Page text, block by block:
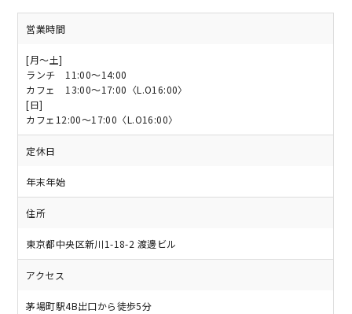
営業時間
[月〜土]
ランチ 11:00～14:00
カフェ 13:00～17:00〈L.O16:00〉
[日]
カフェ12:00～17:00〈L.O16:00〉
定休日
年末年始
住所
東京都中央区新川1-18-2 渡邊ビル
アクセス
茅場町駅4B出口から徒歩5分